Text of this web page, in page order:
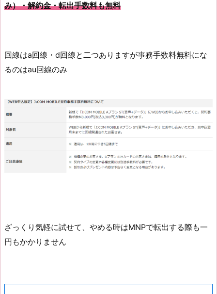
み）・解約金・転出手数料も無料
回線はa回線・d回線と二つありますが事務手数料無料にな
るのはau回線のみ
ざっくり気軽に試せて、やめる時はMNPで転出する際も一
円もかかりません